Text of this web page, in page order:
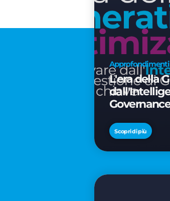
Approfondimenti
L'era della
Scopri di più